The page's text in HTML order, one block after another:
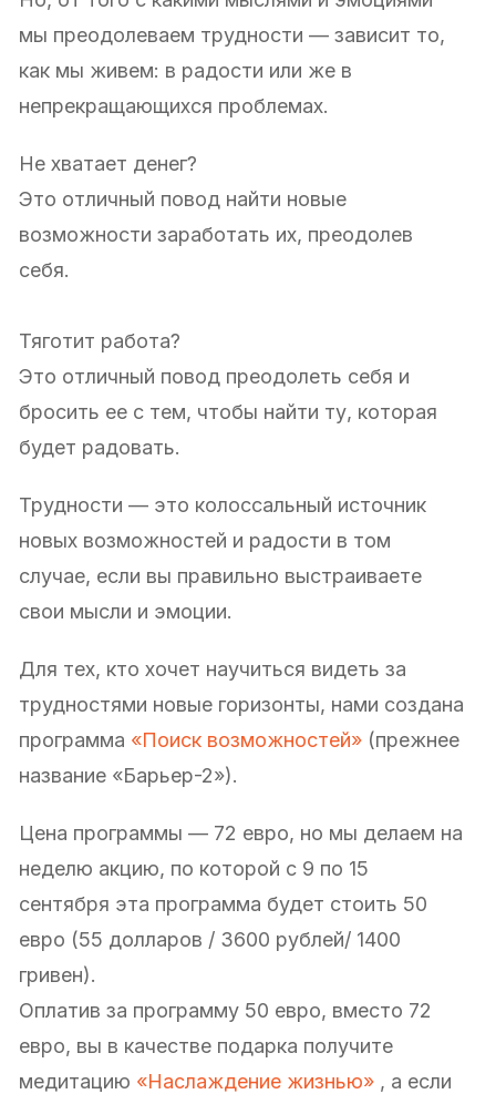
мы преодолеваем трудности — зависит то,
как мы живем: в радости или же в
непрекращающихся проблемах.
Не хватает денег?
Это отличный повод найти новые
возможности заработать их, преодолев
себя.
Тяготит работа?
Это отличный повод преодолеть себя и
бросить ее с тем, чтобы найти ту, которая
будет радовать.
Трудности — это колоссальный источник
новых возможностей и радости в том
случае, если вы правильно выстраиваете
свои мысли и эмоции.
Для тех, кто хочет научиться видеть за
трудностями новые горизонты, нами создана
программа «Поиск возможностей» (прежнее
название «Барьер-2»).
Цена программы — 72 евро, но мы делаем на
неделю акцию, по которой с 9 по 15
сентября эта программа будет стоить 50
евро (55 долларов / 3600 рублей/ 1400
гривен).
Оплатив за программу 50 евро, вместо 72
евро, вы в качестве подарка получите
медитацию «Наслаждение жизнью» , а если